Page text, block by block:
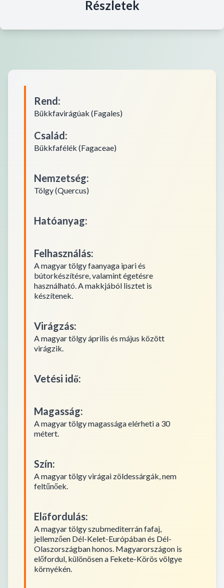
Részletek
Rend:
Bükkfavirágúak (Fagales)
Család:
Bükkfafélék (Fagaceae)
Nemzetség:
Tölgy (Quercus)
Hatóanyag:
Felhasználás:
A magyar tölgy faanyaga ipari és
bútorkészítésre, valamint égetésre
használható. A makkjából lisztet is
készítenek.
Virágzás:
A magyar tölgy április és május között
virágzik.
Vetési idő:
Magasság:
A magyar tölgy magassága elérheti a 30
métert.
Szín:
A magyar tölgy virágai zöldessárgák, nem
feltűnőek.
Előfordulás:
A magyar tölgy szubmediterrán fafaj,
jellemzően Dél-Kelet-Európában és Dél-
Olaszországban honos. Magyarországon is
előfordul, különösen a Fekete-Körös völgye
környékén.